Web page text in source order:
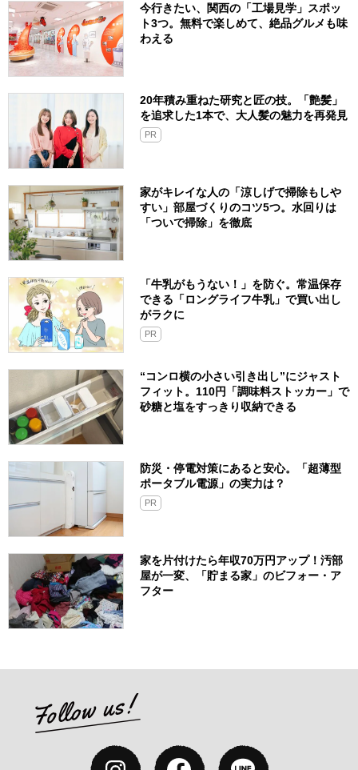
今行きたい、関西の「工場見学」スポッ
ト3つ。無料で楽しめて、絶品グルメも味
わえる
20年積み重ねた研究と匠の技。「艶髪」
を追求した1本で、大人髪の魅力を再発見
PR
家がキレイな人の「涼しげで掃除もしや
すい」部屋づくりのコツ5つ。水回りは
「ついで掃除」を徹底
「牛乳がもうない！」を防ぐ。常温保存
できる「ロングライフ牛乳」で買い出し
がラクに
PR
“コンロ横の小さい引き出し”にジャスト
フィット。110円「調味料ストッカー」で
砂糖と塩をすっきり収納できる
防災・停電対策にあると安心。「超薄型
ポータブル電源」の実力は？​
PR
家を片付けたら年収70万円アップ！汚部
屋が一変、「貯まる家」のビフォー・ア
フター